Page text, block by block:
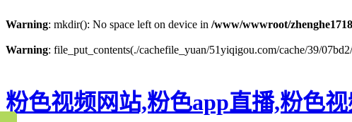
Warning: mkdir(): No space left on device in /www/wwwroot/
Warning: file_put_contents(./cachefile_yuan/51yiqigou.com/cache/39/
粉色视频网站,粉色app直播,粉色